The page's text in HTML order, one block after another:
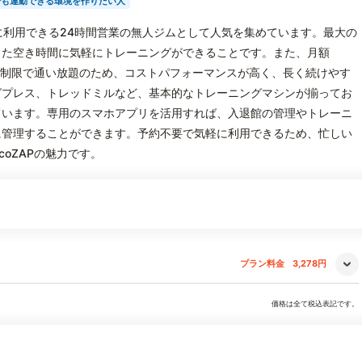
用できる24時間営業の無人ジムとして人気を集めています。最大の
空き時間に気軽にトレーニングができることです。また、月額
で通い放題のため、コストパフォーマンスが高く、長く続けやす
レス、トレッドミルなど、基本的なトレーニングマシンが揃ってお
ます。専用のスマホアプリを活用すれば、入退館の管理やトレーニ
理することができます。予約不要で気軽に利用できるため、忙しい
の魅力です。
プラン料金 3,278円
価格は全て税込表記です。